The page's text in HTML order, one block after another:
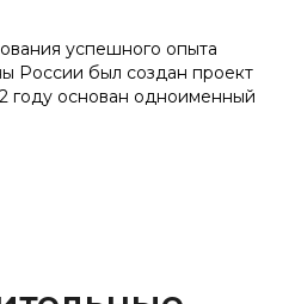
успешного опыта
России был создан проект
году основан одноименный